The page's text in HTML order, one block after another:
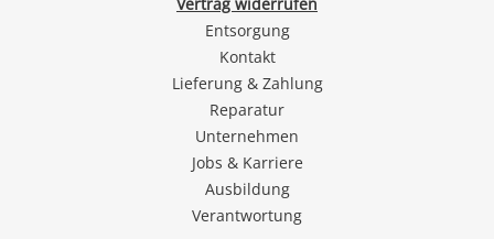
Entsorgung
Kontakt
Lieferung & Zahlung
Reparatur
Unternehmen
Jobs & Karriere
Ausbildung
Verantwortung